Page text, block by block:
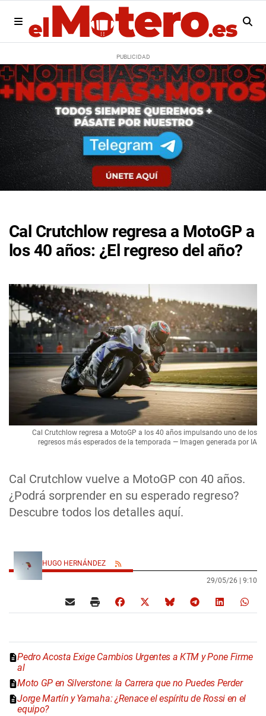
Cal Crutchlow regresa a MotoGP a
los 40 años: ¿El regreso del año?
Cal Crutchlow vuelve a MotoGP con 40 años.
¿Podrá sorprender en su esperado regreso?
Descubre todos los detalles aquí.
Cal Crutchlow regresa a MotoGP a los 40 años impulsando uno de los
regresos más esperados de la temporada — Imagen generada por IA
HUGO HERNÁNDEZ
29/05/26 | 9:10
Pedro Acosta Exige Cambios Urgentes a KTM y Pone Firme
al
Moto GP en Silverstone: la Carrera que no Puedes Perder
Jorge Martín y Yamaha: ¿Renace el espíritu de Rossi en el
equipo?